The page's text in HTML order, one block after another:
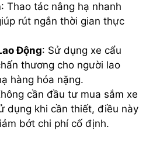
: Thao tác nâng hạ nhanh
rút ngắn thời gian thực
Động: Sử dụng xe cẩu
thương cho người lao
hàng hóa nặng.
cần đầu tư mua sắm xe
dụng khi cần thiết, điều này
bớt chi phí cố định.